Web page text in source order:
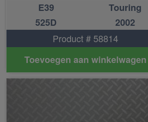
E39
Touring
525D
2002
Product # 58814
Toevoegen aan winkelwagen